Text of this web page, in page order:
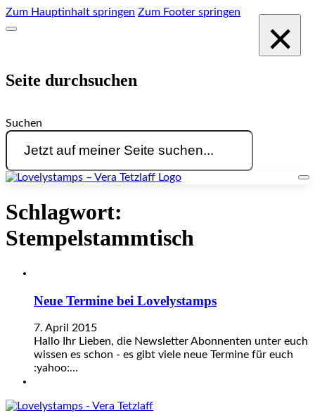
Zum Hauptinhalt springen Zum Footer springen
Seite durchsuchen
Suchen
×
Schlagwort:
Stempelstammtisch
Neue Termine bei Lovelystamps
7. April 2015
Hallo Ihr Lieben, die Newsletter Abonnenten unter euch
wissen es schon - es gibt viele neue Termine für euch
:yahoo:…